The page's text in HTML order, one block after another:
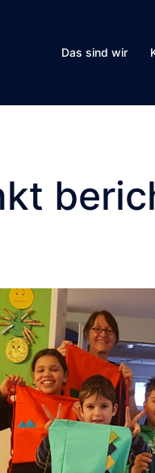
Das sind wir